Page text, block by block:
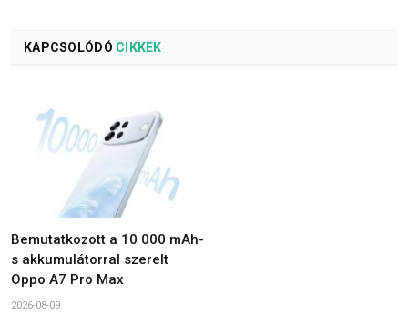
KAPCSOLÓDÓ CIKKEK
Bemutatkozott a 10 000 mAh-
s akkumulátorral szerelt
Oppo A7 Pro Max
2026-08-09